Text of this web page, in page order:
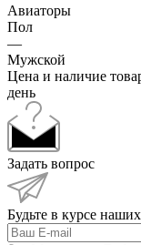
Авиаторы
Пол
—
Мужской
Цена и наличие
день
Задать вопрос
Будьте в курсе